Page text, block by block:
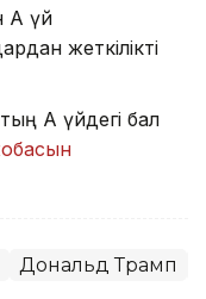
үй
жеткілікті
Ақ үйдегі бал
Дональд Трамп